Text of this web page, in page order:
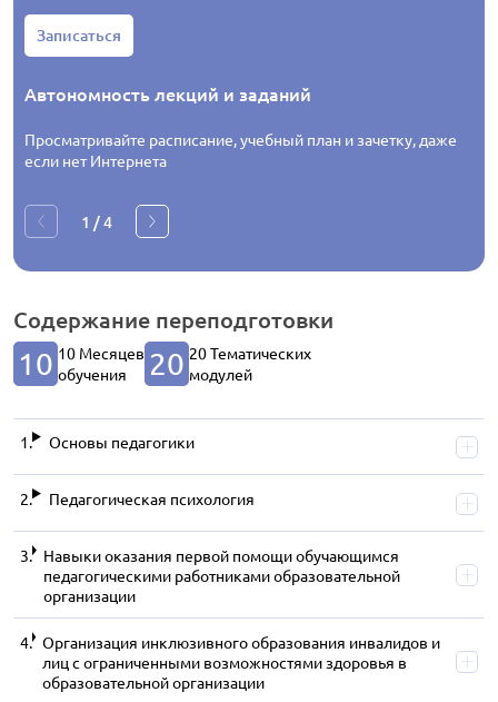
Записаться
Автономность лекций и заданий
Просматривайте расписание, учебный план и зачетку, даже
если нет Интернета
1 /4
Содержание переподготовки
10 10 Месяцев
обучения
20 20 Тематических
модулей
Основы педагогики
Педагогическая психология
Навыки оказания первой помощи обучающимся
педагогическими работниками образовательной
организации
Организация инклюзивного образования инвалидов и
лиц с ограниченными возможностями здоровья в
образовательной организации